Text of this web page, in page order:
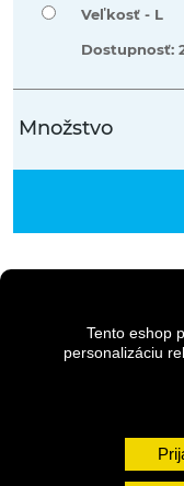
Tento eshop
personalizáciu
Veľkosť - L
Dostupnosť:
Množstvo
Kvalitné bavlnené
Materiál 100% prírodný